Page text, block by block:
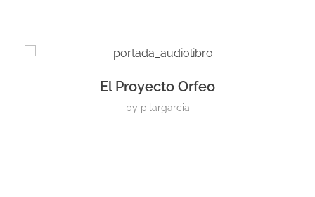
El Proyecto Orfeo
by pilargarcia